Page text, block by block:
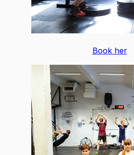
Book her